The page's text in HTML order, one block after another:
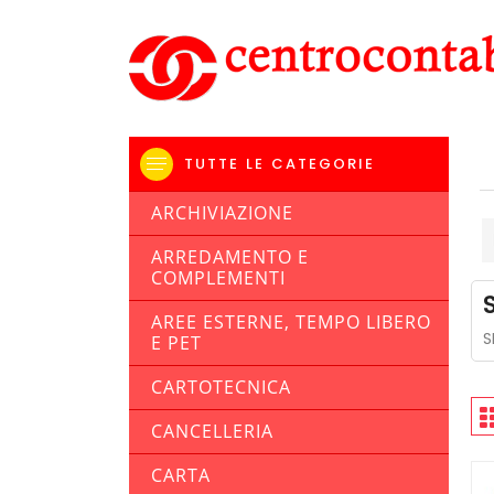
TUTTE LE CATEGORIE
ARCHIVIAZIONE
ARREDAMENTO E
COMPLEMENTI
AREE ESTERNE, TEMPO LIBERO
E PET
CARTOTECNICA
CANCELLERIA
CARTA